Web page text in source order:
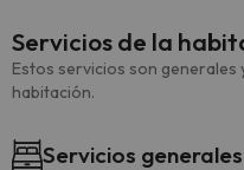
Servicios de la
Estos servicios son generales
habitación.
Servicios